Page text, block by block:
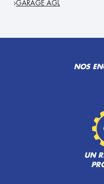
GARAGE AGL
NOS
UN